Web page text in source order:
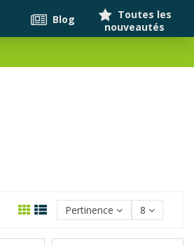
Toutes les
nouveautés
Blog
Pertinence 8